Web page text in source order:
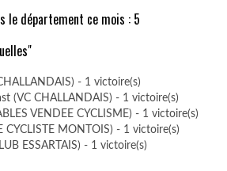
le département ce mois : 5
- 1 victoire(s)
(VC CHALLANDAIS) - 1 victoire(s)
VENDEE CYCLISME) - 1 victoire(s)
CYCLISTE MONTOIS) - 1 victoire(s)
ESSARTAIS) - 1 victoire(s)